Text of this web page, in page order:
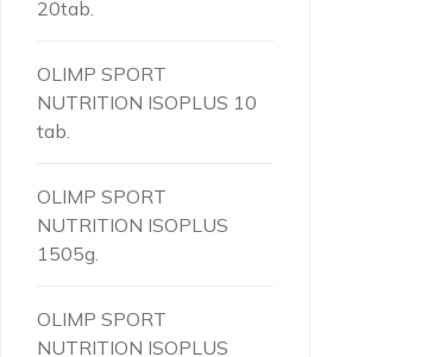
20tab.
OLIMP SPORT
NUTRITION ISOPLUS 10
tab.
OLIMP SPORT
NUTRITION ISOPLUS
1505g.
OLIMP SPORT
NUTRITION ISOPLUS